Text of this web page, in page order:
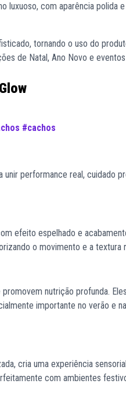
luxuoso, com aparência polida
tornando o uso do
de Natal, Ano Novo e
#cachos
unir performance real, cuidado
efeito espelhado e
o movimento e a textura
nutrição profunda.
importante no verão e
cria uma experiência
com ambientes